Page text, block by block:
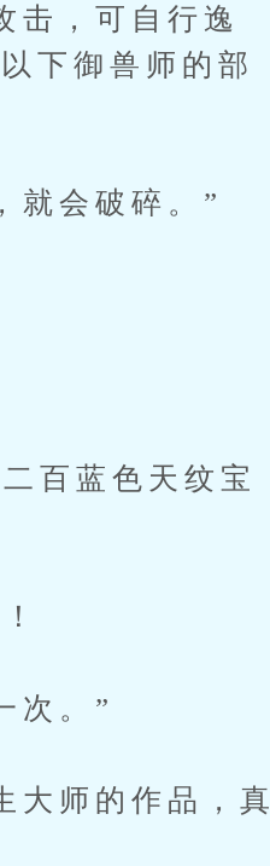
，可自行逸
下御兽师的部
会破碎。”
蓝色天纹宝
。”
师的作品，真